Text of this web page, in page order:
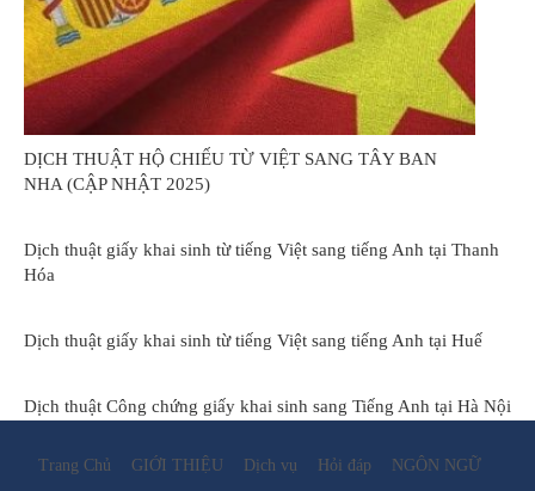
DỊCH THUẬT HỘ CHIẾU TỪ VIỆT SANG TÂY BAN
NHA (CẬP NHẬT 2025)
Dịch thuật giấy khai sinh từ tiếng Việt sang tiếng Anh tại Thanh
Hóa
Dịch thuật giấy khai sinh từ tiếng Việt sang tiếng Anh tại Huế
Dịch thuật Công chứng giấy khai sinh sang Tiếng Anh tại Hà Nội
Trang Chủ GIỚI THIỆU Dịch vụ Hỏi đáp NGÔN NGỮ